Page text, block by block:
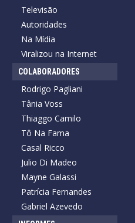
Televisão
Autoridades
Na Mídia
Viralizou na Internet
COLABORADORES
Rodrigo Pagliani
Tânia Voss
Thiaggo Camilo
Tô Na Fama
Casal Ricco
Julio Di Madeo
Mayne Galassi
Patrícia Fernandes
Gabriel Azevedo